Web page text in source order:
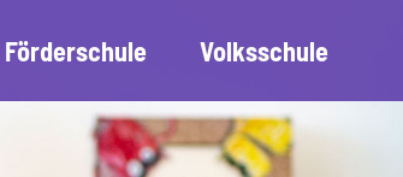
Förderschule Volksschule